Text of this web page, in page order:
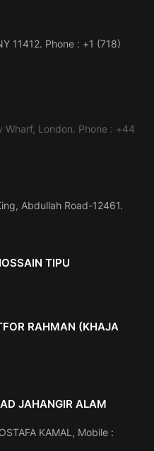
11412. Phone : +1 (718)
Wharf, London. Phone : +44
Abdullah Road-12461.
TIPU
RAHMAN (KHAJA
JAHANGIR ALAM
KAMAL, Mobile :